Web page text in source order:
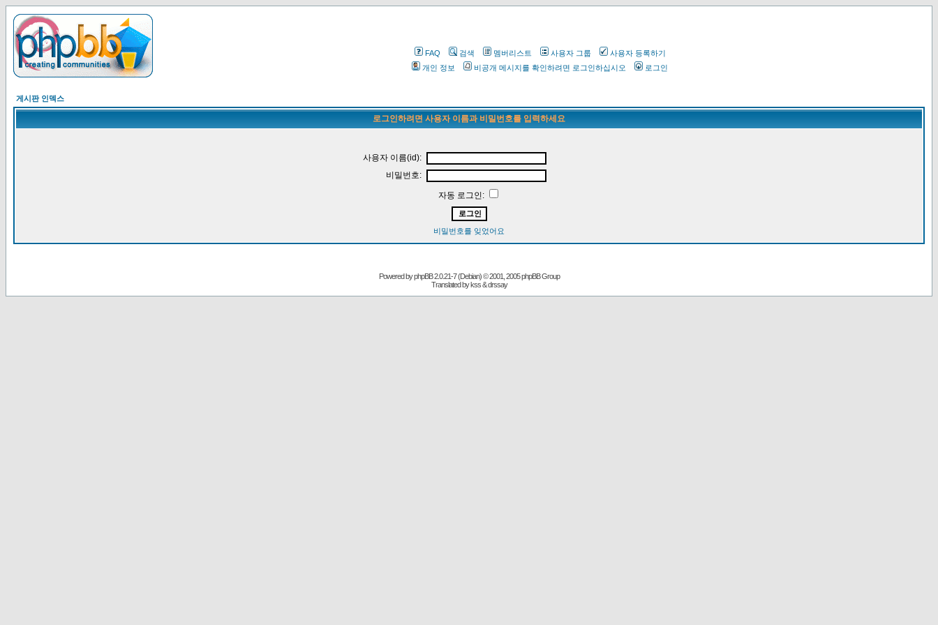
FAQ 검색 멤버리스트 사용자 그룹
사용자 등록하기
개인 정보
비공개 메시지를 확인하려면 로그인하십시오 로그인
게시판 인덱스
로그인하려면 사용자 이름과 비밀번호를 입력하세요
사용자 이름(id):
비밀번호:
자동 로그인:
비밀번호를 잊었어요
Powered byphpBB2.0.21-7 (Debian) © 2001, 2005 phpBB Group
Translated by kss & drssay